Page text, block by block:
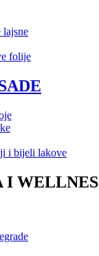
lajsne
folije
i bijeli lakove
I WELLNES